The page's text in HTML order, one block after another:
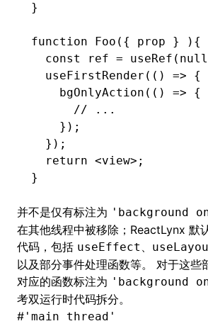
}
function Foo ({ prop } ){
  const
ref = useRef ( null
  useFirstRender
(() => {
    bgOnlyAction
(() => {
      // ...
    });
  });
  return
<view>;
}
并不是仅有标注为 'background
在其他线程中被移除；ReactLynx 默
代码，包括 useEffect 、
以及部分事件处理函数等。 对于这些
对应的函数标注为 'background
考双运行时代码拆分。
# 'main thread'